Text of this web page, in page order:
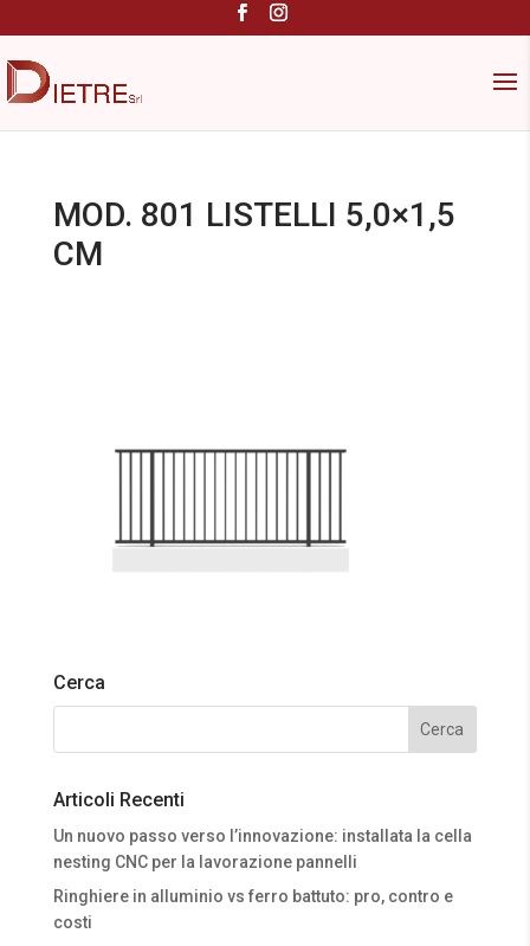
MOD. 801 LISTELLI 5,0×1,5
CM
Cerca
Articoli Recenti
Un nuovo passo verso l’innovazione: installata la cella
nesting CNC per la lavorazione pannelli
Ringhiere in alluminio vs ferro battuto: pro, contro e
costi